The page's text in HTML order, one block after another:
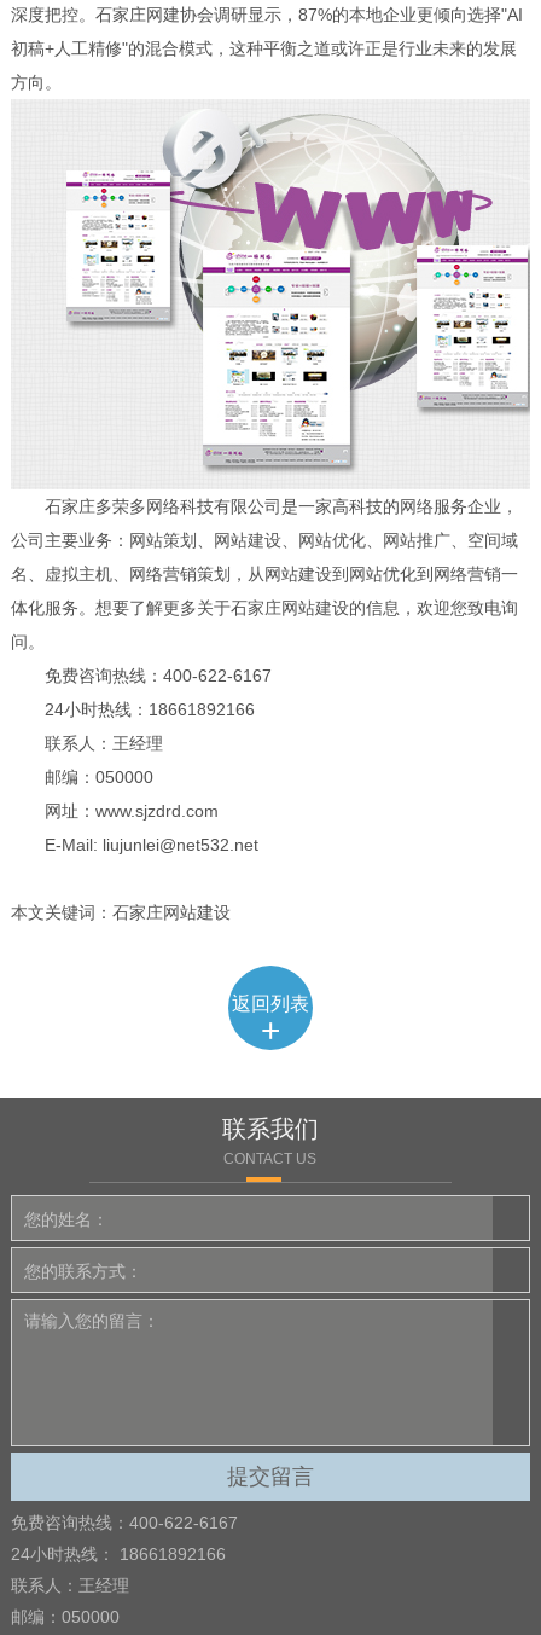
深度把控。石家庄网建协会调研显示，87%的本地企业更倾向选择"AI
初稿+人工精修"的混合模式，这种平衡之道或许正是行业未来的发展
方向。
石家庄多荣多网络科技有限公司是一家高科技的网络服务企业，
公司主要业务：网站策划、网站建设、网站优化、网站推广、空间域
名、虚拟主机、网络营销策划，从网站建设到网站优化到网络营销一
体化服务。想要了解更多关于石家庄网站建设的信息，欢迎您致电询
问。
免费咨询热线：400-622-6167
24小时热线：18661892166
联系人：王经理
邮编：050000
网址：www.sjzdrd.com
E-Mail: liujunlei@net532.net
本文关键词：石家庄网站建设
返回列表
+
联系我们
CONTACT US
免费咨询热线：400-622-6167
24小时热线： 18661892166
联系人：王经理
邮编：050000